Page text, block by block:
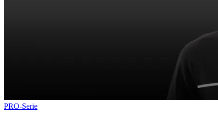
PRO-Serie